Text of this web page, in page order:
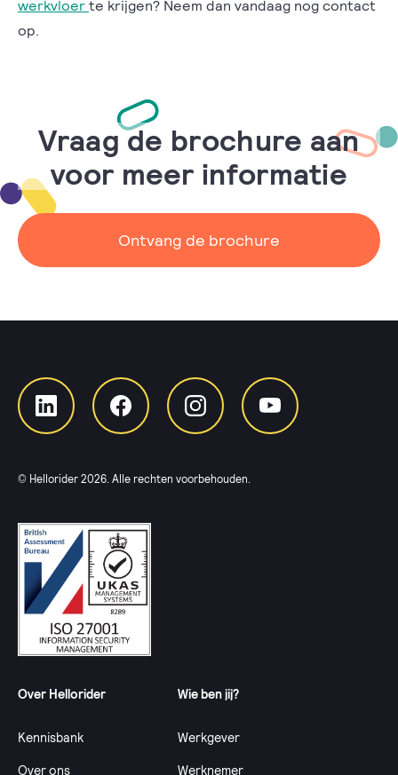
werkvloer te krijgen? Neem dan vandaag nog contact
op.
Vraag de brochure aan
voor meer informatie
Ontvang de brochure
© Hellorider 2026 . Alle rechten voorbehouden.
Over Hellorider
Kennisbank
Over ons
Wie ben jij?
Werkgever
Werknemer